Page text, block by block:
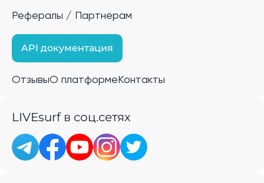
Рефералы / Партнерам
API документация
ОтзывыО платформе Контакты
LIVEsurf в соц.сетях